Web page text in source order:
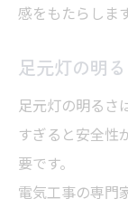
感をもたらします
足元灯の明
足元灯の明るさ
すぎると安全性
要です。
電気工事の専門